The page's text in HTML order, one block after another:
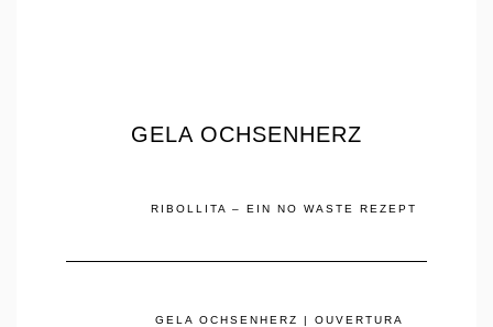
GELA OCHSENHERZ
RIBOLLITA – EIN NO WASTE REZEPT
GELA OCHSENHERZ | OUVERTURA